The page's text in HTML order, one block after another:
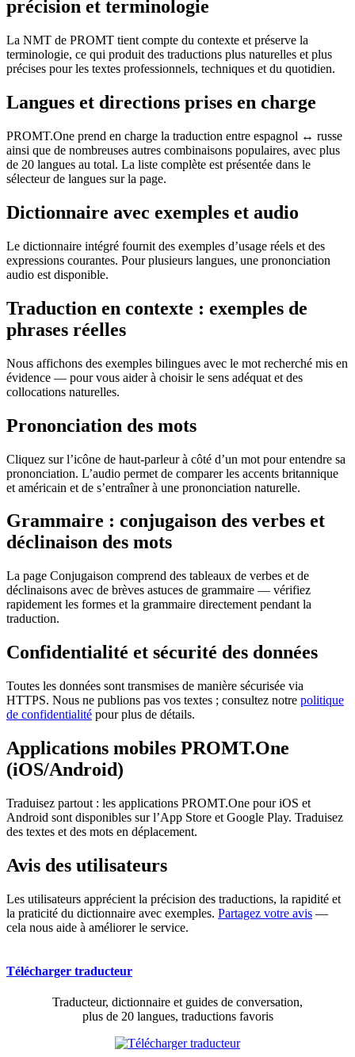
précision et terminologie
La NMT de PROMT tient compte du contexte et préserve la
terminologie, ce qui produit des traductions plus naturelles et plus
précises pour les textes professionnels, techniques et du quotidien.
Langues et directions prises en charge
PROMT.One prend en charge la traduction entre espagnol ↔ russe
ainsi que de nombreuses autres combinaisons populaires, avec plus
de 20 langues au total. La liste complète est présentée dans le
sélecteur de langues sur la page.
Dictionnaire avec exemples et audio
Le dictionnaire intégré fournit des exemples d’usage réels et des
expressions courantes. Pour plusieurs langues, une prononciation
audio est disponible.
Traduction en contexte : exemples de
phrases réelles
Nous affichons des exemples bilingues avec le mot recherché mis en
évidence — pour vous aider à choisir le sens adéquat et des
collocations naturelles.
Prononciation des mots
Cliquez sur l’icône de haut-parleur à côté d’un mot pour entendre sa
prononciation. L’audio permet de comparer les accents britannique
et américain et de s’entraîner à une prononciation naturelle.
Grammaire : conjugaison des verbes et
déclinaison des mots
La page Conjugaison comprend des tableaux de verbes et de
déclinaisons avec de brèves astuces de grammaire — vérifiez
rapidement les formes et la grammaire directement pendant la
traduction.
Confidentialité et sécurité des données
Toutes les données sont transmises de manière sécurisée via
HTTPS. Nous ne publions pas vos textes ; consultez notre politique
de confidentialité pour plus de détails.
Applications mobiles PROMT.One
(iOS/Android)
Traduisez partout : les applications PROMT.One pour iOS et
Android sont disponibles sur l’App Store et Google Play. Traduisez
des textes et des mots en déplacement.
Avis des utilisateurs
Les utilisateurs apprécient la précision des traductions, la rapidité et
la praticité du dictionnaire avec exemples. Partagez votre avis —
cela nous aide à améliorer le service.
Télécharger traducteur
Traducteur, dictionnaire et guides de conversation,
plus de 20 langues, traductions favoris